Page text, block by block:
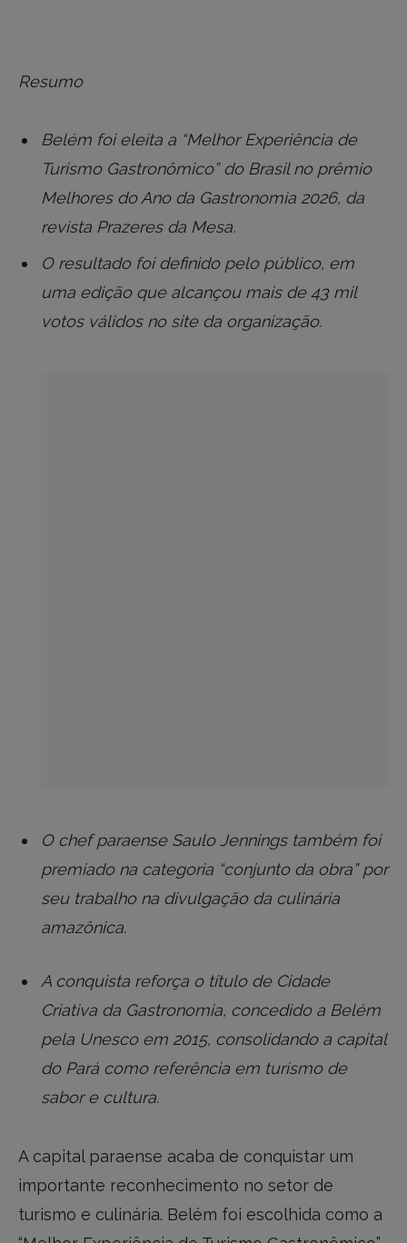
Resumo
Belém foi eleita a “Melhor Experiência de
Turismo Gastronômico” do Brasil no prêmio
Melhores do Ano da Gastronomia 2026, da
revista Prazeres da Mesa.
O resultado foi definido pelo público, em
uma edição que alcançou mais de 43 mil
votos válidos no site da organização.
O chef paraense Saulo Jennings também foi
premiado na categoria “conjunto da obra” por
seu trabalho na divulgação da culinária
amazônica.
A conquista reforça o título de Cidade
Criativa da Gastronomia, concedido a Belém
pela Unesco em 2015, consolidando a capital
do Pará como referência em turismo de
sabor e cultura.
A capital paraense acaba de conquistar um
importante reconhecimento no setor de
turismo e culinária. Belém foi escolhida como a